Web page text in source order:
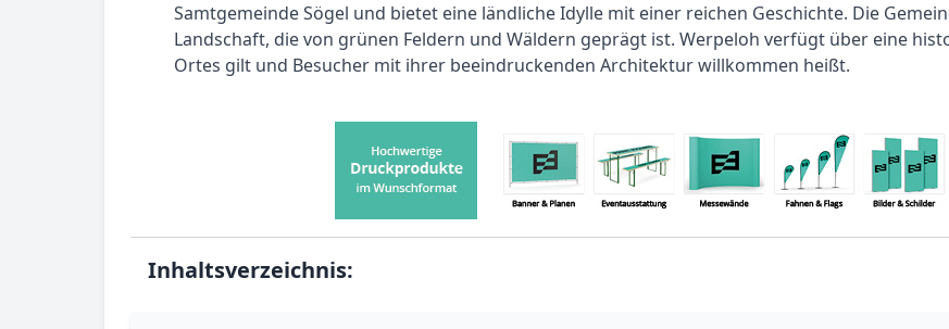
Samtgemeinde Sögel und bietet eine ländliche Idylle mit einer reichen Geschichte. Die
Landschaft, die von grünen Feldern und Wäldern geprägt ist. Werpeloh verfügt über eine
Ortes gilt und Besucher mit ihrer beeindruckenden Architektur willkommen heißt.
Inhaltsverzeichnis: